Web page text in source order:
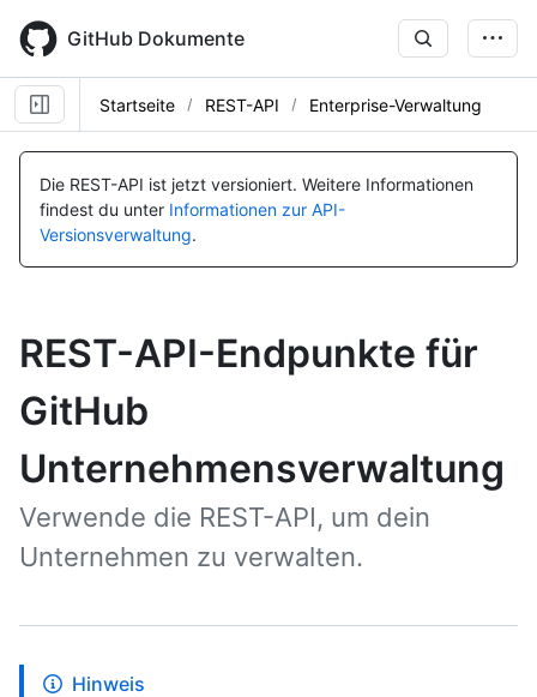
main
content
GitHub Dokumente
Startseite REST-API Enterprise-Verwaltung
Die REST-API ist jetzt versioniert. Weitere Informationen
findest du unter Informationen zur API-
Versionsverwaltung.
REST-API-Endpunkte für
GitHub
Unternehmensverwaltung
Verwende die REST-API, um dein
Unternehmen zu verwalten.
Hinweis